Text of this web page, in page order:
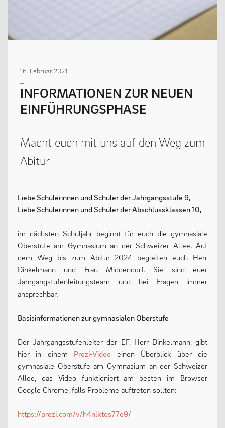
Kollegium
Vertretung der Schülerschaft
Praktikum
Ehemalige
Schulsozialarbeit
LEBEN
13plus Nachmittagsangebot
Austausche und Fahrten
Europa
Berufliche Orientierung
Beratung
LERNEN
Fächer
16. Februar 2021
INFORMATIONEN ZUR NEUEN
EINFÜHRUNGSPHASE
Macht euch mit uns auf den Weg zum
Abitur
Liebe Schülerinnen und Schüler der Jahrgangsstufe 9,
Liebe Schülerinnen und Schüler der Abschlussklassen 10,
im nächsten Schuljahr beginnt für euch die gymnasiale
Oberstufe am Gymnasium an der Schweizer Allee. Auf
dem Weg bis zum Abitur 2024 begleiten euch Herr
Dinkelmann und Frau Middendorf. Sie sind euer
Jahrgangstufenleitungsteam und bei Fragen immer
ansprechbar.
Basisinformationen zur gymnasialen Oberstufe
Der Jahrgangsstufenleiter der EF, Herr Dinkelmann, gibt
hier in einem Prezi-Videoeinen Überblick über die
gymnasiale Oberstufe am Gymnasium an der Schweizer
Allee, das Video funktioniert am besten im Browser
Google Chrome, falls Probleme auftreten sollten:
https://prezi.com/v/h4nlktqs77e9/